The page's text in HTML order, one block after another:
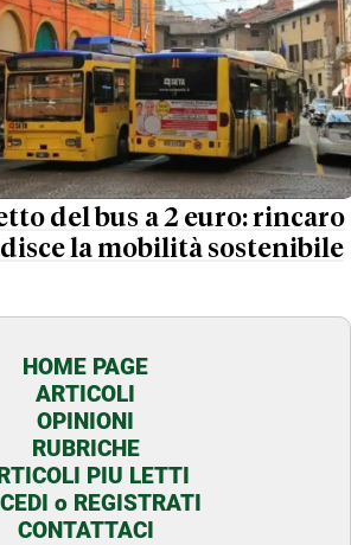
del bus a 2 euro: rincaro
la mobilità sostenibile
HOME PAGE
ARTICOLI
OPINIONI
RUBRICHE
PIU LETTI
o REGISTRATI
CONTATTACI